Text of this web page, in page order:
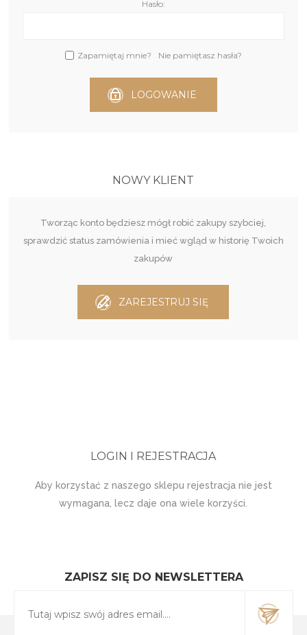
Hasło:
Zapamiętaj mnie? Nie pamiętasz hasła?
LOGOWANIE
NOWY KLIENT
Tworząc konto będziesz mógł robić zakupy szybciej,
sprawdzić status zamówienia i mieć wgląd w historię Twoich
zakupów
ZAREJESTRUJ SIĘ
LOGIN I REJESTRACJA
Aby korzystać z naszego sklepu rejestracja nie jest
wymagana, lecz daje ona wiele korzyści.
ZAPISZ SIĘ DO NEWSLETTERA